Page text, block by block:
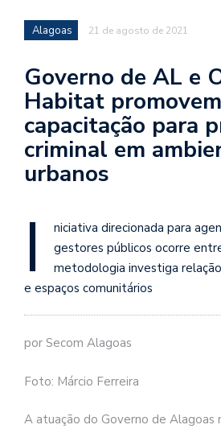
Alagoas 21 de agosto de 2021
Governo de AL e
Habitat promovem
capacitação para
criminal em
urbanos
I
niciativa direcionada para
gestores públicos ocorre
metodologia investiga
e espaços comunitários
por Secom Alagoas
Foto: Márcio Ferreira
A atuação do Governo de Alagoas